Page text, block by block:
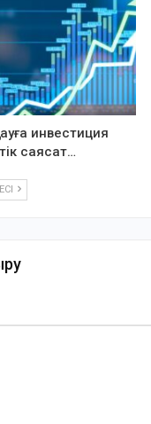
инвестиция
саясат…